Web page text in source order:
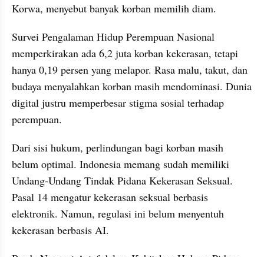
Korwa, menyebut banyak korban memilih diam.
Survei Pengalaman Hidup Perempuan Nasional
memperkirakan ada 6,2 juta korban kekerasan, tetapi
hanya 0,19 persen yang melapor. Rasa malu, takut, dan
budaya menyalahkan korban masih mendominasi. Dunia
digital justru memperbesar stigma sosial terhadap
perempuan.
Dari sisi hukum, perlindungan bagi korban masih
belum optimal. Indonesia memang sudah memiliki
Undang-Undang Tindak Pidana Kekerasan Seksual.
Pasal 14 mengatur kekerasan seksual berbasis
elektronik. Namun, regulasi ini belum menyentuh
kekerasan berbasis AI.